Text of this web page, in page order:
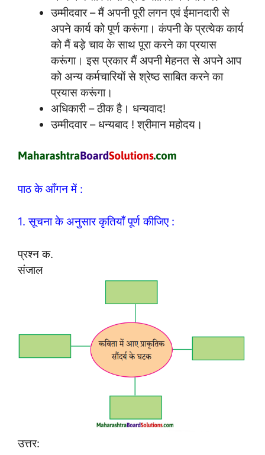
उम्मीदवार – मैं अपनी पूरी लगन एवं ईमानदारी से
अपने कार्य को पूर्ण करूंगा। कंपनी के प्रत्येक कार्य
को मैं बड़े चाव के साथ पूरा करने का प्रयास
करूंगा। इस प्रकार मैं अपनी मेहनत से अपने आप
को अन्य कर्मचारियों से श्रेष्ठ साबित करने का
प्रयास करूंगा।
अधिकारी – ठीक है। धन्यवाद!
उम्मीदवार – धन्यबाद ! श्रीमान महोदय।
पाठ के आँगन में :
1. सूचना के अनुसार कृतियाँ पूर्ण कीजिए :
प्रश्न क.
संजाल
उत्तर: